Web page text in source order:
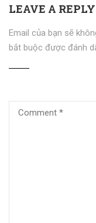
LEAVE A REPLY
Email của bạn sẽ
bắt buộc được đánh